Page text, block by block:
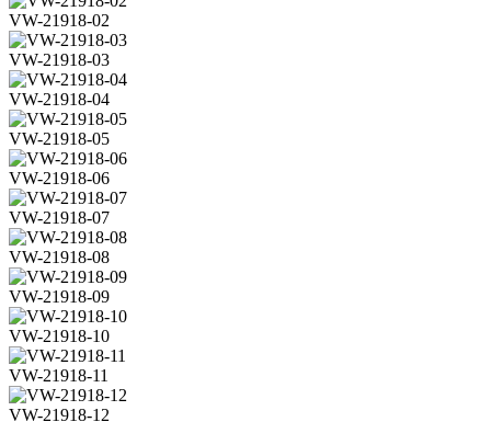
VW-21918-02
VW-21918-03
VW-21918-04
VW-21918-05
VW-21918-06
VW-21918-07
VW-21918-08
VW-21918-09
VW-21918-10
VW-21918-11
VW-21918-12